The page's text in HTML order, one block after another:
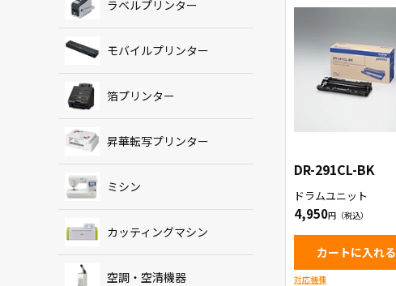
ラベルプリンター
モバイルプリンター
箔プリンター
昇華転写プリンター
ミシン
カッティングマシン
空調・空清機器
DR-291CL-BK
ドラムユニット
4,950
カートに入れる
対応機種